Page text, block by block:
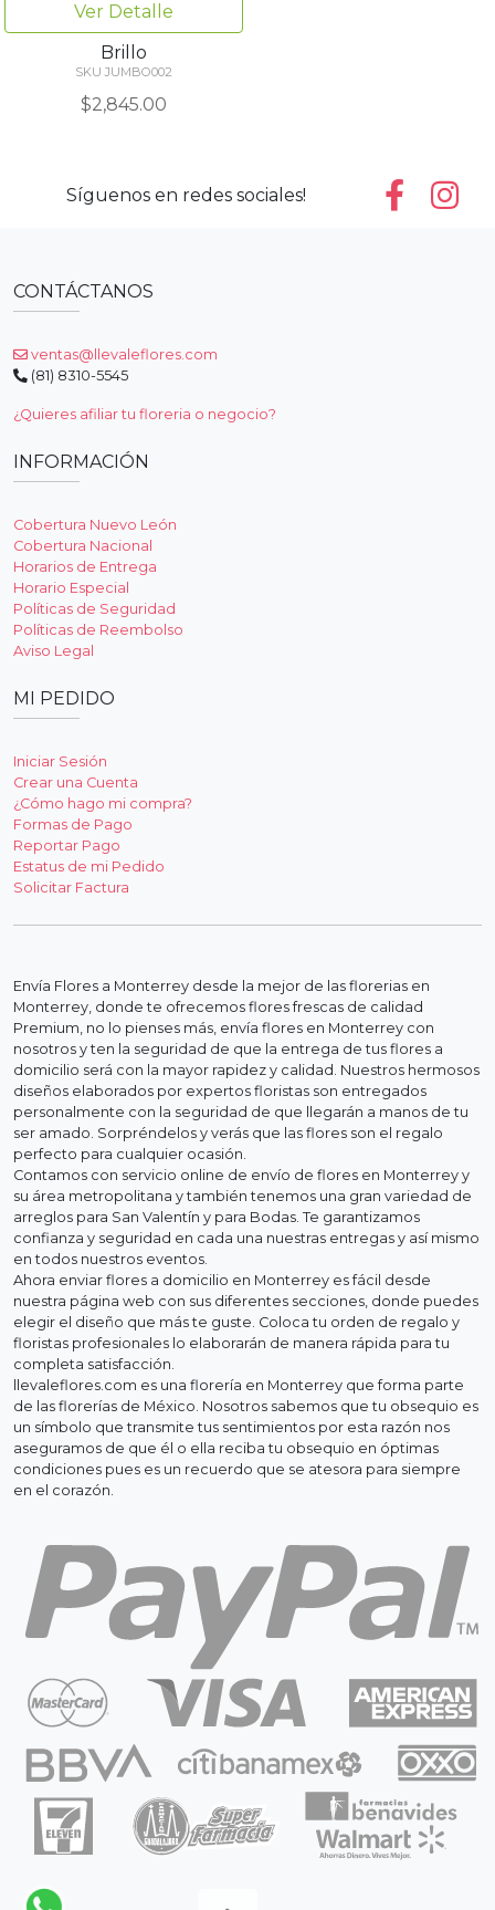
Ver Detalle
Brillo
SKU JUMBO002
$2,845.00
Síguenos en redes sociales!
CONTÁCTANOS
ventas@llevaleflores.com
(81) 8310-5545
¿Quieres afiliar tu floreria o negocio?
INFORMACIÓN
Cobertura Nuevo León
Cobertura Nacional
Horarios de Entrega
Horario Especial
Políticas de Seguridad
Políticas de Reembolso
Aviso Legal
MI PEDIDO
Iniciar Sesión
Crear una Cuenta
¿Cómo hago mi compra?
Formas de Pago
Reportar Pago
Estatus de mi Pedido
Solicitar Factura
Envía Flores a Monterrey desde la mejor de las florerias en
Monterrey, donde te ofrecemos flores frescas de calidad
Premium, no lo pienses más, envía flores en Monterrey con
nosotros y ten la seguridad de que la entrega de tus flores a
domicilio será con la mayor rapidez y calidad. Nuestros hermosos
diseños elaborados por expertos floristas son entregados
personalmente con la seguridad de que llegarán a manos de tu
ser amado. Sorpréndelos y verás que las flores son el regalo
perfecto para cualquier ocasión.
Contamos con servicio online de envío de flores en Monterrey y
su área metropolitana y también tenemos una gran variedad de
arreglos para San Valentín y para Bodas. Te garantizamos
confianza y seguridad en cada una nuestras entregas y así mismo
en todos nuestros eventos.
Ahora enviar flores a domicilio en Monterrey es fácil desde
nuestra página web con sus diferentes secciones, donde puedes
elegir el diseño que más te guste. Coloca tu orden de regalo y
floristas profesionales lo elaborarán de manera rápida para tu
completa satisfacción.
llevaleflores.com es una florería en Monterrey que forma parte
de las florerías de México. Nosotros sabemos que tu obsequio es
un símbolo que transmite tus sentimientos por esta razón nos
aseguramos de que él o ella reciba tu obsequio en óptimas
condiciones pues es un recuerdo que se atesora para siempre
en el corazón.